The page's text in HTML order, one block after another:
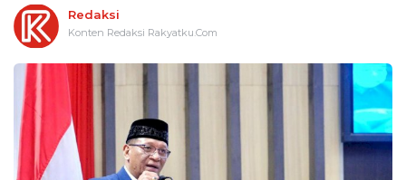
Redaksi
Konten Redaksi Rakyatku.Com